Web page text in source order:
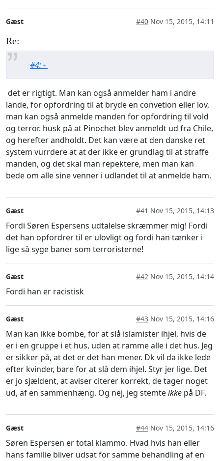
Gæst #40 Nov 15, 2015, 14:11
Re:
#4: -
det er rigtigt. Man kan også anmelder ham i andre
lande, for opfordring til at bryde en convetion eller lov,
man kan også anmelde manden for opfordring til vold
og terror. husk på at Pinochet blev anmeldt ud fra Chile,
og herefter andholdt. Det kan være at den danske ret
system vurrdere at at der ikke er grundlag til at straffe
manden, og det skal man repektere, men man kan
bede om alle sine venner i udlandet til at anmelde ham.
Gæst #41 Nov 15, 2015, 14:13
Fordi Søren Espersens udtalelse skræmmer mig! Fordi
det han opfordrer til er ulovligt og fordi han tænker i
lige så syge baner som terroristerne!
Gæst #42 Nov 15, 2015, 14:14
Fordi han er racistisk
Gæst #43 Nov 15, 2015, 14:16
Man kan ikke bombe, for at slå islamister ihjel, hvis de
er i en gruppe i et hus, uden at ramme alle i det hus. Jeg
er sikker på, at det er det han mener. Dk vil da ikke lede
efter kvinder, bare for at slå dem ihjel. Styr jer lige. Det
er jo sjældent, at aviser citerer korrekt, de tager noget
ud, af en sammenhæng. Og nej, jeg stemteikke på DF.
Gæst #44 Nov 15, 2015, 14:16
Søren Espersen er total klammo. Hvad hvis han eller
hans familie bliver udsat for samme behandling af en